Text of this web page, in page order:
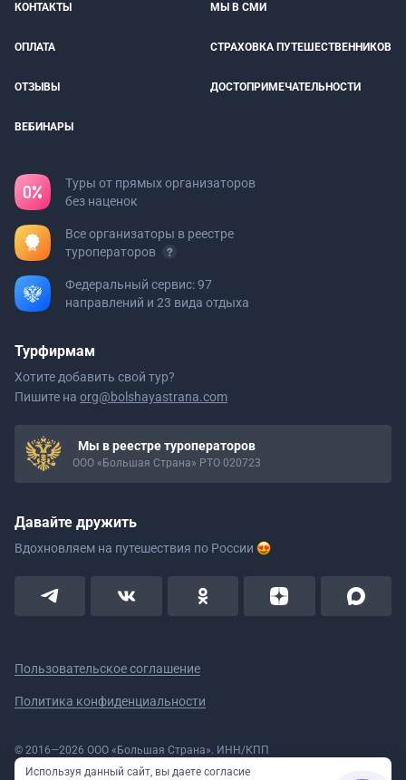
КОНТАКТЫ МЫ В СМИ
ОПЛАТА СТРАХОВКА ПУТЕШЕСТВЕННИКОВ
ОТЗЫВЫ ДОСТОПРИМЕЧАТЕЛЬНОСТИ
ВЕБИНАРЫ
Туры от прямых организаторов
без наценок
Все организаторы в реестре
туроператоров
Федеральный сервис: 97
направлений и 23 вида отдыха
Турфирмам
Хотите добавить свой тур?
Пишите на org@bolshayastrana.com
Мы в реестре туроператоров
ООО «Большая Страна» РТО 020723
Давайте дружить
Вдохновляем на путешествия по России
Пользовательское соглашение
Политика конфиденциальности
© 2016—2026 ООО «Большая Страна». ИНН/КПП
5908078160/590801001 ОГРН 1185958020533
Используя данный сайт, вы даете согласие